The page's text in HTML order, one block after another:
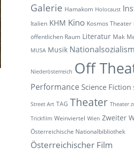
Galerie Hamakom Holocaust
Italien KHM Kino Kosmos Theater
öffentlichen Raum Literatur Mak
MUSA Musik
Niederösterreich Off
Performance Science Fiction
Street Art TAG Theater Theater
Trickfilm Weinviertel Wien Zweiter
Österreichische Nationalbibliothek
Österreichischer Film